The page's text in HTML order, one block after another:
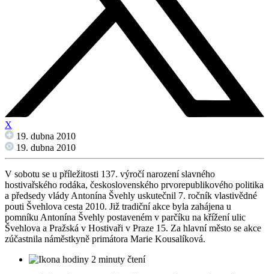
X
19. dubna 2010
19. dubna 2010
V sobotu se u příležitosti 137. výročí narození slavného
hostivařského rodáka, československého prvorepublikového politika
a předsedy vlády Antonína Švehly uskutečnil 7. ročník vlastivědné
pouti Švehlova cesta 2010. Již tradiční akce byla zahájena u
pomníku Antonína Švehly postaveném v parčíku na křížení ulic
Švehlova a Pražská v Hostivaři v Praze 15. Za hlavní město se akce
zúčastnila náměstkyně primátora Marie Kousalíková.
2 minuty čtení